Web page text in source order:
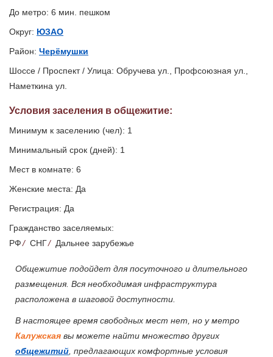
До метро: 6 мин. пешком
Округ: ЮЗАО
Район: Черёмушки
Шоссе / Проспект / Улица: Обручева ул., Профсоюзная ул.,
Наметкина ул.
Условия заселения в общежитие:
Минимум к заселению (чел): 1
Минимальный срок (дней): 1
Мест в комнате: 6
Женские места: Да
Регистрация: Да
Гражданство заселяемых:
РФ/ СНГ/ Дальнее зарубежье
Общежитие подойдет для посуточного и длительного
размещения. Вся необходимая инфраструктура
расположена в шаговой доступности.
В настоящее время свободных мест нет, но у метро
Калужская вы можете найти множество других
общежитий, предлагающих комфортные условия